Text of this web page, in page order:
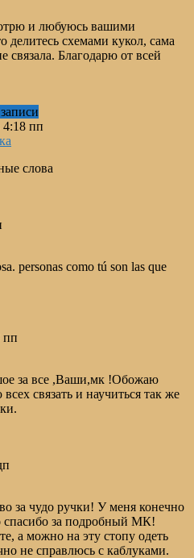
и любуюсь вашими
делитесь схемами кукол, сама
связала. Благодарю от всей
4:18 пп
слова
personas como tú son las que
пп
за все ,Ваши,мк !Обожаю
связать и научиться так же
за чудо ручки! У меня конечно
спасибо за подробный МК!
а можно на эту стопу одеть
не справлюсь с каблуками.